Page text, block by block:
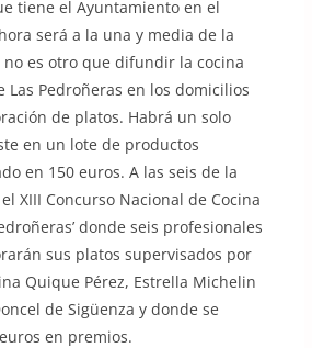
tiene el Ayuntamiento en el
será a la una y media de la
es otro que difundir la cocina
Las Pedroñeras en los domicilios
de platos. Habrá un solo
en un lote de productos
en 150 euros. A las seis de la
XIII Concurso Nacional de Cocina
donde seis profesionales
sus platos supervisados por
Quique Pérez, Estrella Michelin
de Sigüenza y donde se
en premios.